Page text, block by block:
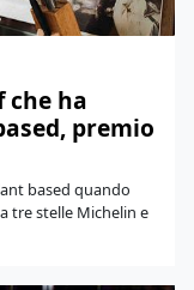
che ha
premio
based quando
tre stelle Michelin e